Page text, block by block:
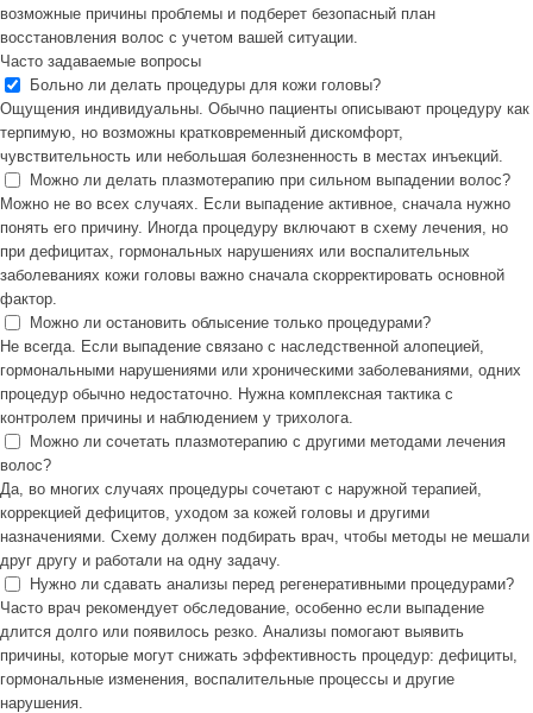
возможные причины проблемы и подберет безопасный план
восстановления волос с учетом вашей ситуации.
Часто задаваемые вопросы
Больно ли делать процедуры для кожи головы?
Ощущения индивидуальны. Обычно пациенты описывают процедуру как
терпимую, но возможны кратковременный дискомфорт,
чувствительность или небольшая болезненность в местах инъекций.
Можно ли делать плазмотерапию при сильном выпадении волос?
Можно не во всех случаях. Если выпадение активное, сначала нужно
понять его причину. Иногда процедуру включают в схему лечения, но
при дефицитах, гормональных нарушениях или воспалительных
заболеваниях кожи головы важно сначала скорректировать основной
фактор.
Можно ли остановить облысение только процедурами?
Не всегда. Если выпадение связано с наследственной алопецией,
гормональными нарушениями или хроническими заболеваниями, одних
процедур обычно недостаточно. Нужна комплексная тактика с
контролем причины и наблюдением у трихолога.
Можно ли сочетать плазмотерапию с другими методами лечения
волос?
Да, во многих случаях процедуры сочетают с наружной терапией,
коррекцией дефицитов, уходом за кожей головы и другими
назначениями. Схему должен подбирать врач, чтобы методы не мешали
друг другу и работали на одну задачу.
Нужно ли сдавать анализы перед регенеративными процедурами?
Часто врач рекомендует обследование, особенно если выпадение
длится долго или появилось резко. Анализы помогают выявить
причины, которые могут снижать эффективность процедур: дефициты,
гормональные изменения, воспалительные процессы и другие
нарушения.